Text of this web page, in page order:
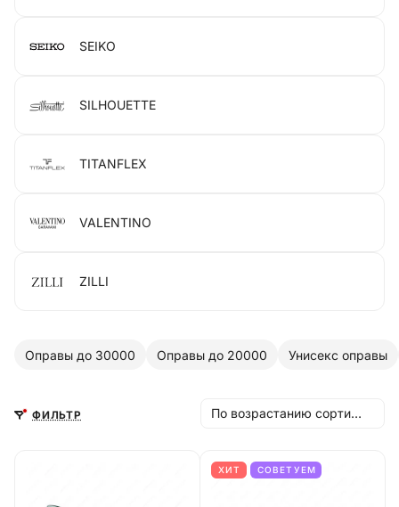
SEIKO
SILHOUETTE
TITANFLEX
VALENTINO
ZILLI
Оправы до 30000 Оправы до 20000 Унисекс оправы
ФИЛЬТР По возрастанию сортировки
ХИТ СОВЕТУЕМ